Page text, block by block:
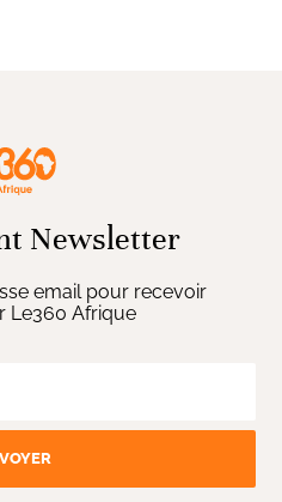
Newsletter
email pour recevoir
Le360 Afrique